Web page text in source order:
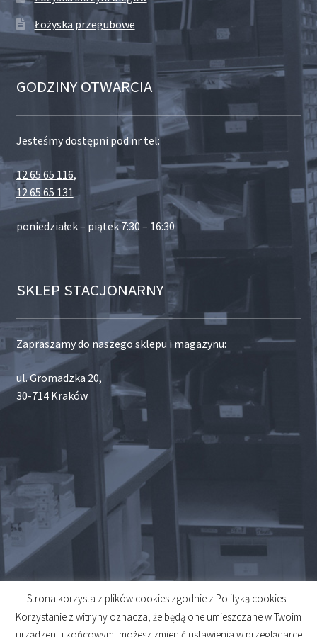
Łożyska przegubowe
GODZINY OTWARCIA
Jesteśmy dostępni pod nr tel:
12 65 65 116,
12 65 65 131
poniedziałek – piątek 7:30 – 16:30
SKLEP STACJONARNY
Zapraszamy do naszego sklepu i magazynu:
ul. Gromadzka 20,
30-714 Kraków
© 2026
Created byMidero
Strona korzysta z plików cookies zgodnie z Polityką cookies .
Korzystanie z witryny oznacza, że będą one umieszczane w Twoim